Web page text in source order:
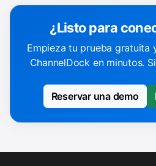
¿Listo para
Empieza tu prueba gratuita
ChannelDock en minutos.
Reservar una demo